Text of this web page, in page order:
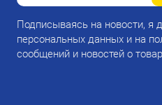
Подписываясь на новости, я
персональных данных и на
сообщений и новостей о